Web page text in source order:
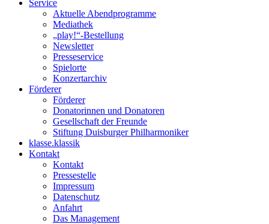
Service
Aktuelle Abendprogramme
Mediathek
„play!“-Bestellung
Newsletter
Presseservice
Spielorte
Konzertarchiv
Förderer
Förderer
Donatorinnen und Donatoren
Gesellschaft der Freunde
Stiftung Duisburger Philharmoniker
klasse.klassik
Kontakt
Kontakt
Pressestelle
Impressum
Datenschutz
Anfahrt
Das Management